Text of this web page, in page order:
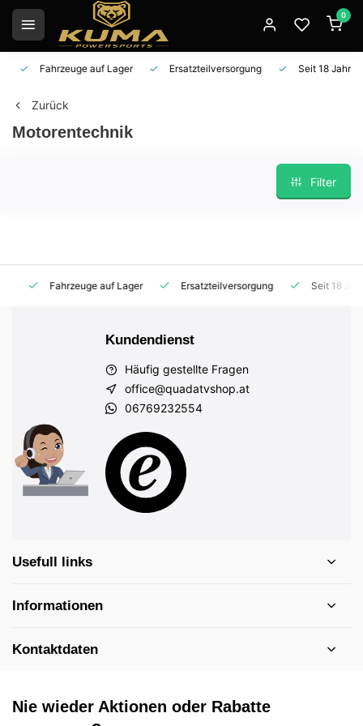
0
Fahrzeuge auf Lager Ersatzteilversorgung Seit 18 Jahren
Zurück
Motorentechnik
Filter
Fahrzeuge auf Lager Ersatzteilversorgung Seit 18
Kundendienst
Häufig gestellte Fragen
office@quadatvshop.at
06769232554
Usefull links
Informationen
Kontaktdaten
Nie wieder Aktionen oder Rabatte